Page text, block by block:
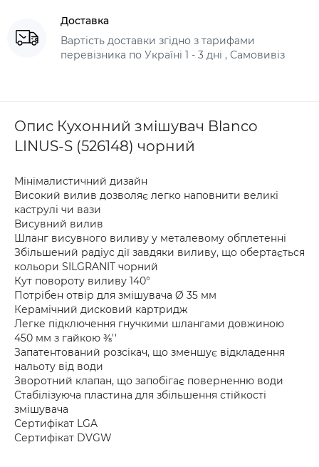
Доставка
Вартість доставки згідно з тарифами
перевізника по Україні 1 - 3 дні , Самовивіз
Опис Кухонний змішувач Blanco
LINUS-S (526148) чорний
Мінімалистичний дизайн
Високий вилив дозволяє легко наповнити великі
каструлі чи вази
Висувний вилив
Шланг висувного виливу у металевому обплетенні
Збільшений радіус дії завдяки виливу, що обертається
кольори SILGRANIT чорний
Кут повороту виливу 140°
Потрібен отвір для змішувача Ø 35 мм
Керамічний дисковий картридж
Легке підключення гнучкими шлангами довжиною
450 мм з гайкою ⅜''
Запатентований розсікач, що зменшує відкладення
нальоту від води
Зворотний клапан, що запобігає поверненню води
Стабілізуюча пластина для збільшення стійкості
змішувача
Сертифікат LGA
Сертифікат DVGW